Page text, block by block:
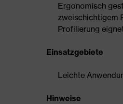
Ergonomisch
zweischichtigem
Profilierung
Einsatzgebiete
Leichte
Hinweise